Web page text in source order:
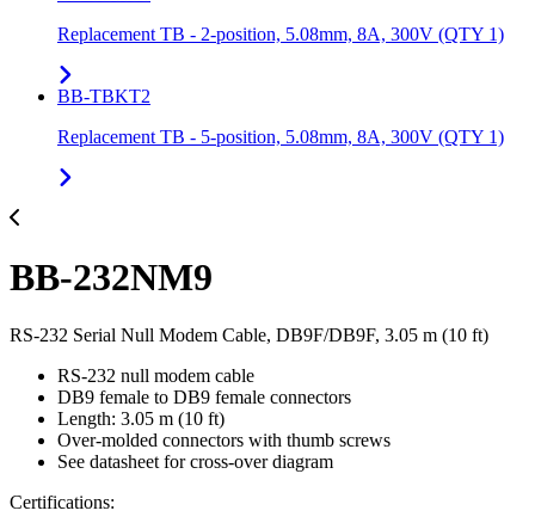
Replacement TB - 2-position, 5.08mm, 8A, 300V (QTY 1)
BB-TBKT2
Replacement TB - 5-position, 5.08mm, 8A, 300V (QTY 1)
BB-232NM9
RS-232 Serial Null Modem Cable, DB9F/DB9F, 3.05 m (10 ft)
RS-232 null modem cable
DB9 female to DB9 female connectors
Length: 3.05 m (10 ft)
Over-molded connectors with thumb screws
See datasheet for cross-over diagram
Certifications: